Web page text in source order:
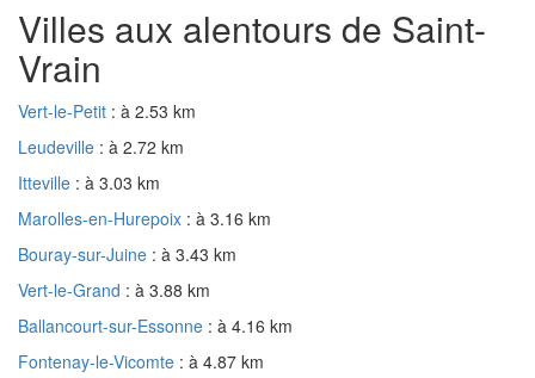
Villes aux alentours de Saint-
Vrain
Vert-le-Petit : à 2.53 km
Leudeville : à 2.72 km
Itteville : à 3.03 km
Marolles-en-Hurepoix : à 3.16 km
Bouray-sur-Juine : à 3.43 km
Vert-le-Grand : à 3.88 km
Ballancourt-sur-Essonne : à 4.16 km
Fontenay-le-Vicomte : à 4.87 km